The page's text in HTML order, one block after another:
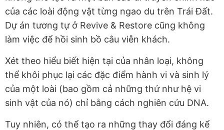
của các loài động vật từng ngao du trên Trái Đất.
Dự án tương tự ở Revive & Restore cũng không
làm việc để hồi sinh bồ câu viễn khách.
Xét theo hiểu biết hiện tại của nhân loại, không
thể khôi phục lại các đặc điểm hành vi và sinh lý
của một loài (bao gồm cả những thứ như hệ vi
sinh vật của nó) chỉ bằng cách nghiên cứu DNA.
Tuy nhiên, có thể tạo ra những thay đổi đáng kể